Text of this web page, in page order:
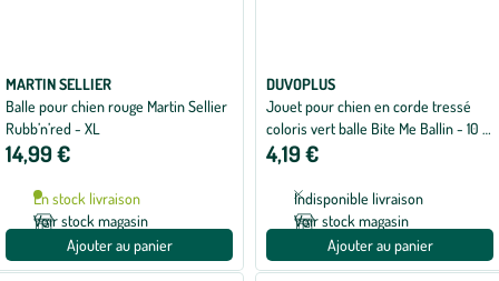
MARTIN SELLIER
Balle pour chien rouge Martin Sellier
Rubb’n’red - XL
14,99 €
En stock livraison
Voir stock magasin
Ajouter au panier
DUVOPLUS
Jouet pour chien en corde tressé
coloris vert balle Bite Me Ballin - 10 x
10 x 10 cm
4,19 €
Indisponible livraison
Voir stock magasin
Ajouter au panier